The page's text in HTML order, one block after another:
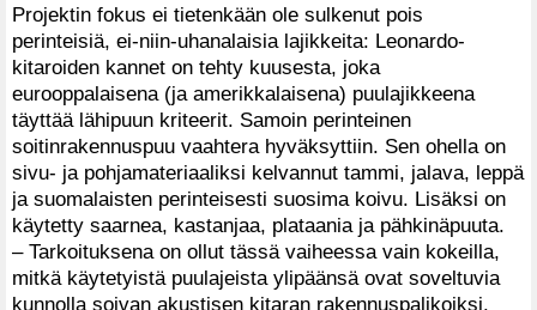
Projektin fokus ei tietenkään ole sulkenut pois
perinteisiä, ei-niin-uhanalaisia lajikkeita: Leonardo-
kitaroiden kannet on tehty kuusesta, joka
eurooppalaisena (ja amerikkalaisena) puulajikkeena
täyttää lähipuun kriteerit. Samoin perinteinen
soitinrakennuspuu vaahtera hyväksyttiin. Sen ohella on
sivu- ja pohjamateriaaliksi kelvannut tammi, jalava, leppä
ja suomalaisten perinteisesti suosima koivu. Lisäksi on
käytetty saarnea, kastanjaa, plataania ja pähkinäpuuta.
– Tarkoituksena on ollut tässä vaiheessa vain kokeilla,
mitkä käytetyistä puulajeista ylipäänsä ovat soveltuvia
kunnolla soivan akustisen kitaran rakennuspalikoiksi.